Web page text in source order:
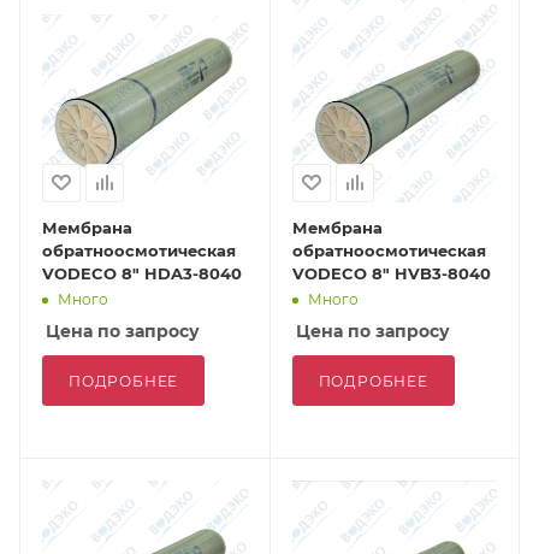
Мембрана
обратноосмотическая
VODECO 8" HDA3-8040
Много
Цена по запросу
ПОДРОБНЕЕ
Мембрана
обратноосмотическая
VODECO 8" HVB3-8040
Много
Цена по запросу
ПОДРОБНЕЕ